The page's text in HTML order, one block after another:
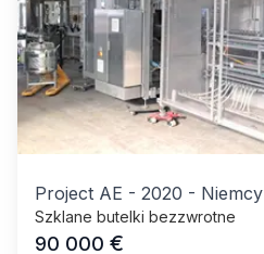
Project AE - 2020 - Niemcy
Szklane butelki bezzwrotne
90 000 €